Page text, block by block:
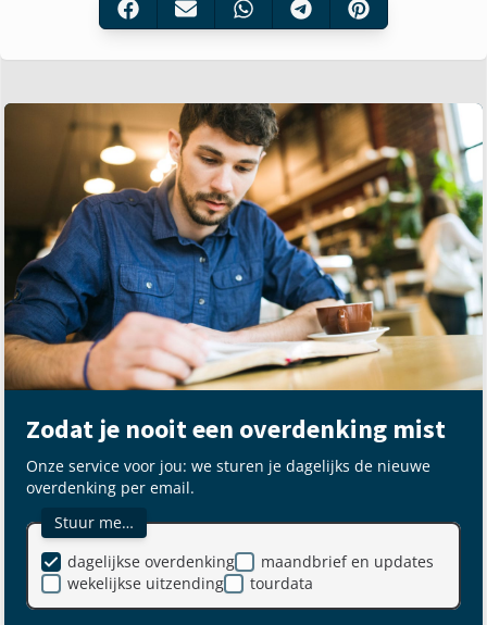
Zodat je nooit een overdenking mist
Onze service voor jou: we sturen je dagelijks de nieuwe
overdenking per email.
Stuur me…
maandbrief en updates
dagelijkse overdenking
wekelijkse uitzending
tourdata